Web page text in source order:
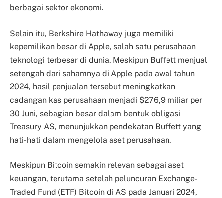
berbagai sektor ekonomi.
Selain itu, Berkshire Hathaway juga memiliki
kepemilikan besar di Apple, salah satu perusahaan
teknologi terbesar di dunia. Meskipun Buffett menjual
setengah dari sahamnya di Apple pada awal tahun
2024, hasil penjualan tersebut meningkatkan
cadangan kas perusahaan menjadi $276,9 miliar per
30 Juni, sebagian besar dalam bentuk obligasi
Treasury AS, menunjukkan pendekatan Buffett yang
hati-hati dalam mengelola aset perusahaan.
Meskipun Bitcoin semakin relevan sebagai aset
keuangan, terutama setelah peluncuran Exchange-
Traded Fund (ETF) Bitcoin di AS pada Januari 2024,